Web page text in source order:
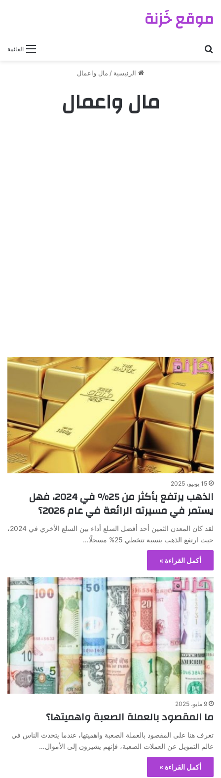
القائمة
موقع خَزنة
الرئيسية / مال واعمال
مال واعمال
15 يونيو، 2025
الذهب يرتفع بأكثر من 25% في 2024، فهل
يستمر في مسيرته الرائعة في عام 2026؟
لقد كان المعدن الثمين أحد أفضل السلع أداء بين السلع الأخري في 2024،
حيث ارتفع الذهب بنسبة تتخطي 25% مسجلًا…
أكمل القراءة »
9 مايو، 2025
ما المقصود بالعملة الصعبة واهميتها؟
تعرف هنا على المقصود بالعملة الصعبة واهميتها، عندما يتحدث الناس في
عالم التمويل عن العملات الصعبة، فإنهم يشيرون إلى الأموال…
أكمل القراءة »